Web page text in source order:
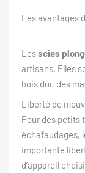
Les avantages
Lesscies
artisans. Elles
bois dur, des
Liberté de
Pour des petits
échafaudages,
importante
d’appareil